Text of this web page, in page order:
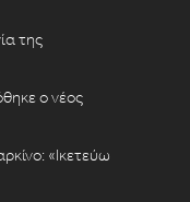
της
ο νέος
«Ικετεύω